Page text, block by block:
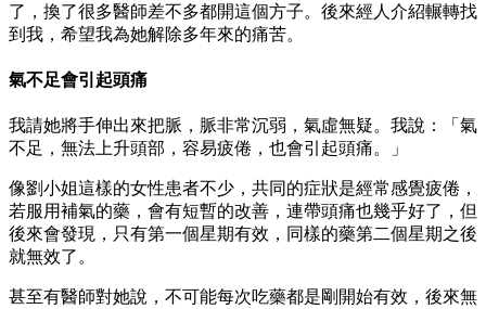
了，換了很多醫師差不多都開這個方子。後來經人介紹輾轉找
到我，希望我為她解除多年來的痛苦。
氣不足會引起頭痛
我請她將手伸出來把脈，脈非常沉弱，氣虛無疑。我說：「氣
不足，無法上升頭部，容易疲倦，也會引起頭痛。」
像劉小姐這樣的女性患者不少，共同的症狀是經常感覺疲倦，
若服用補氣的藥，會有短暫的改善，連帶頭痛也幾乎好了，但
後來會發現，只有第一個星期有效，同樣的藥第二個星期之後
就無效了。
甚至有醫師對她說，不可能每次吃藥都是剛開始有效，後來無